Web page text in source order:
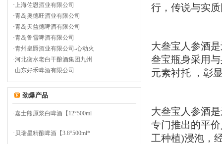
·上海佐恩酒业有限公司
·青岛奥德旺酒业有限公司
·青岛天益德啤酒有限公司
·青岛鲁雪啤酒有限公司
·青州皇爵酒业有限公司-心动火
·河北衡水老白干酿酒集团九州
·山东好禾啤酒有限公司
劲爆产品
·嘉士熊原浆白啤酒【12°500ml
· 贝瑞星精酿啤酒【3.8°500ml*
行，传说与实
大叁宝人参酒
叁宝瓶身采用
元素衬托 ，彰
大叁宝人参酒
专门推出的平
工种植)浸泡，